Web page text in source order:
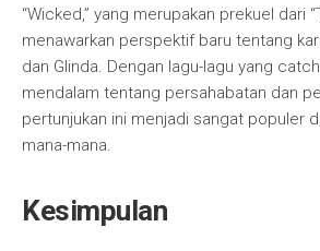
“Wicked,” yang merupakan prekuel dari
menawarkan perspektif baru tentang
dan Glinda. Dengan lagu-lagu yang
mendalam tentang persahabatan dan
pertunjukan ini menjadi sangat populer
mana-mana.
Kesimpulan